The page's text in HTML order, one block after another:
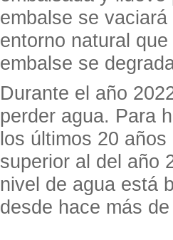
embalse se vaciará
entorno natural
embalse se
Durante el año
perder agua. Para
los últimos 20
superior al del año
nivel de agua está
desde hace más